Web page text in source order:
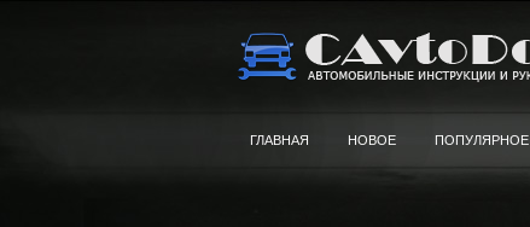
ГЛАВНАЯ НОВОЕ ПОПУЛЯРНОЕ